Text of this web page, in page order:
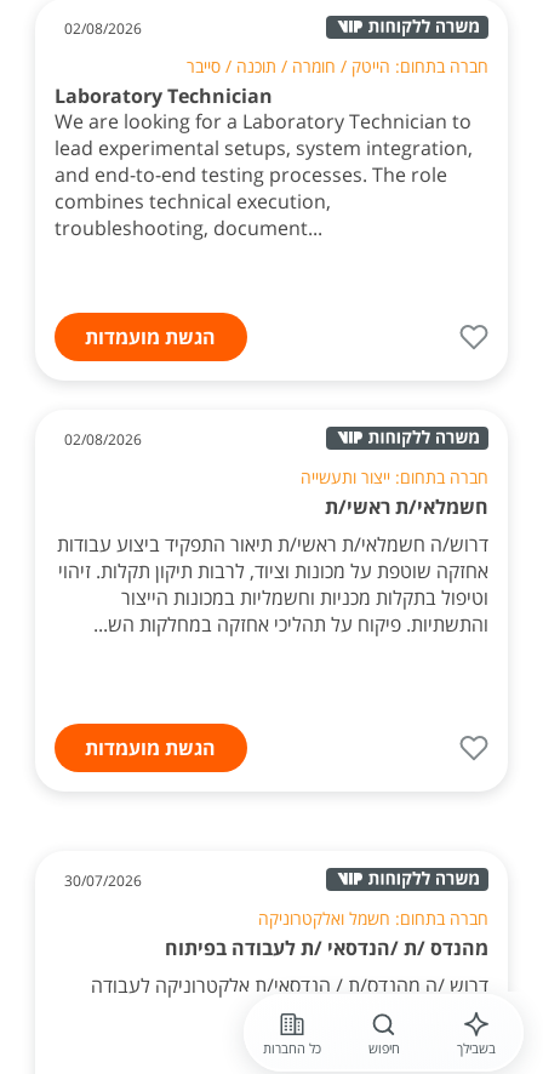
02/08/2026
חברה בתחום: הייטק / חומרה / תוכנה / סייבר
Laboratory Technician
We are looking for a Laboratory Technician to
lead experimental setups, system integration,
and end-to-end testing processes. The role
combines technical execution,
troubleshooting, document...
הגשת מועמדות
02/08/2026
חברה בתחום: ייצור ותעשייה
חשמלאי/ת ראשי/ת
דרוש/ה חשמלאי/ת ראשי/ת תיאור התפקיד ביצוע עבודות
אחזקה שוטפת על מכונות וציוד, לרבות תיקון תקלות. זיהוי
וטיפול בתקלות מכניות וחשמליות במכונות הייצור
והתשתיות. פיקוח על תהליכי אחזקה במחלקות הש...
הגשת מועמדות
30/07/2026
חברה בתחום: חשמל ואלקטרוניקה
מהנדס /ת /הנדסאי /ת לעבודה בפיתוח
דרוש /ה מהנדס/ת / הנדסאי/ת אלקטרוניקה לעבודה
בפיתוח, ראש גדול.
בשבילך חיפוש כל החברות